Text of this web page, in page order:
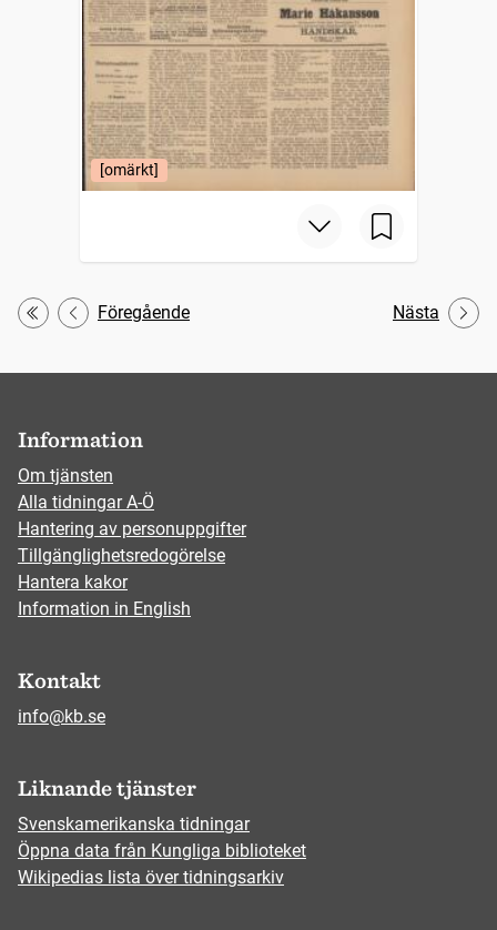
[omärkt]
Första
Föregående Nästa
Information
Om tjänsten
Alla tidningar A-Ö
Hantering av personuppgifter
Tillgänglighetsredogörelse
Hantera kakor
Information in English
Kontakt
info@kb.se
Liknande tjänster
Svenskamerikanska tidningar
Öppna data från Kungliga biblioteket
Wikipedias lista över tidningsarkiv